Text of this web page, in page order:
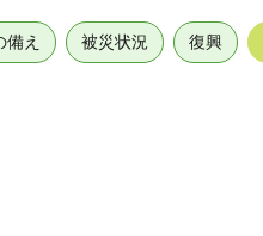
備え 被災状況 復興